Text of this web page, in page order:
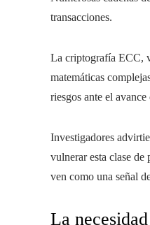
transacciones.
La criptografía ECC,
matemáticas
riesgos ante el
Investigadores
vulnerar esta clase de
ven como una señal
La